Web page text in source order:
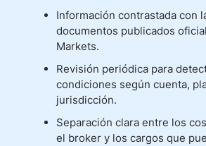
Información contrastada con
documentos publicados
Markets.
Revisión periódica para
condiciones según cuenta,
jurisdicción.
Separación clara entre los
el broker y los cargos que